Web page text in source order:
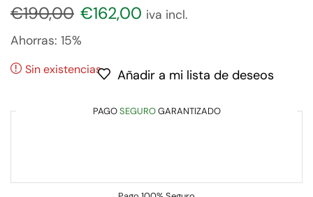
€190,00 €162,00 iva incl.
Ahorras: 15%
Sin existencias Añadir a mi lista de deseos
PAGOSEGUROGARANTIZADO